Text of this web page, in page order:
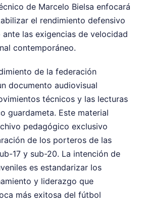
de Marcelo Bielsa enfocará
el rendimiento defensivo
las exigencias de velocidad
contemporáneo.
de la federación
documento audiovisual
técnicos y las lecturas
guardameta. Este material
pedagógico exclusivo
de los porteros de las
17 y sub-20. La intención de
es estandarizar los
y liderazgo que
más exitosa del fútbol